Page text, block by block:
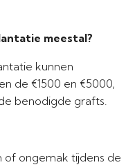
meestal?
kunnen
de €1500 en €5000,
benodigde grafts.
of ongemak tijdens de